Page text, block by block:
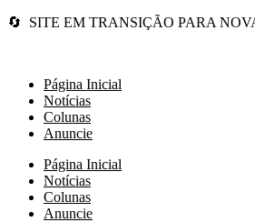
🔄 SITE EM TRANSIÇÃO PARA
Página Inicial
Notícias
Colunas
Anuncie
Página Inicial
Notícias
Colunas
Anuncie